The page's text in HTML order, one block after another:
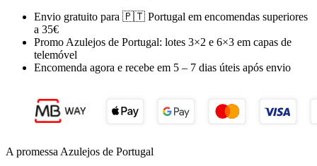
Envio gratuito para 🇵🇹 Portugal em encomendas superiores
a 35€
Promo Azulejos de Portugal: lotes 3×2 e 6×3 em capas de
telemóvel
Encomenda agora e recebe em 5 – 7 dias úteis após envio
A promessa Azulejos de Portugal